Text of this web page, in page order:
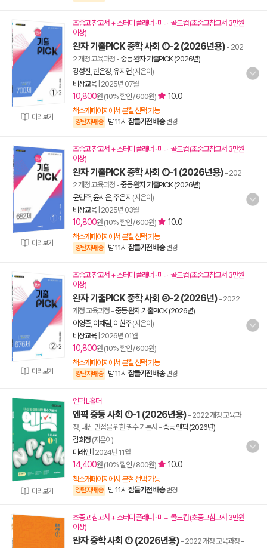
미리보기
초중고 참고서 + 스터디 플래너 · 미니 콜드컵 (초중고참고서 3만원
이상)
완자 기출PICK 중학 사회 ①-2 (2026년용) - 202
2 개정 교육과정 -중등 완자 기출PICK (2026년)
강성진 한은정 유지연(지은이)
비상교육| 2025년 07월
10,800원 (10% 할인 / 600원) 10.0
책소개페이지에서 분철 선택 가능
양탄자배송 밤 11시 잠들기전 배송 변경
미리보기
초중고 참고서 + 스터디 플래너 · 미니 콜드컵 (초중고참고서 3만원
이상)
완자 기출PICK 중학 사회 ①-1 (2026년용) - 202
2 개정 교육과정 -중등 완자 기출PICK (2026년)
윤민주, 윤시온, 주은지 (지은이)
비상교육| 2025년 03월
10,800원 (10% 할인 / 600원) 10.0
책소개페이지에서 분철 선택 가능
양탄자배송 밤 11시 잠들기전 배송 변경
미리보기
초중고 참고서 + 스터디 플래너 · 미니 콜드컵 (초중고참고서 3만원
이상)
완자 기출PICK 중학 사회 ②-2 (2026년) - 2022
개정 교육과정 -중등 완자 기출PICK (2026년)
이영준, 이채림 이현주(지은이)
비상교육| 2026년 01월
10,800원 (10% 할인 / 600원)
책소개페이지에서 분철 선택 가능
양탄자배송 밤 11시 잠들기전 배송 변경
미리보기
엔픽 L홀더
엔픽 중등 사회 ①-1 (2026년용) - 2022 개정 교육과
정, 내신 만점을 위한 필수 기본서 -중등 엔픽 (2026년)
김희정 (지은이)
미래엔 2024년 11월
14,400원 (10% 할인 / 800원) 10.0
책소개페이지에서 분철 선택 가능
양탄자배송 밤 11시 잠들기전 배송 변경
초중고 참고서 + 스터디 플래너 · 미니 콜드컵 (초중고참고서 3만원
이상)
완자 중학 사회 ① (2026년용) - 2022 개정 교육과정 -